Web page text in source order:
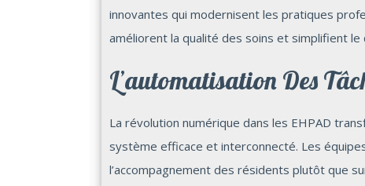
innovantes qui modernisent les pratiques
améliorent la qualité des soins et simplifient
L’automatisation Des
La révolution numérique dans les EHPAD
système efficace et interconnecté. Les
l’accompagnement des résidents plutôt que